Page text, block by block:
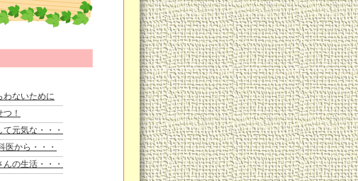
遊びや運動
「３」をキ
あまり細か
空いていな
わないために
！
元気な・・・
医から・・・
の生活・・・